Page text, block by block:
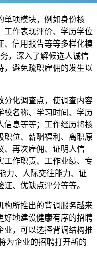
单项模块，例如身份核
工作表现评价、学历学位
、信用报告等等多样化模
，深入了解候选人诚信
，避免疏职雇佣的发生以
分化调查点，使调查内容
校名称、学习时间、学历
信息等等；工作经历将核
职位、薪酬福利、离职原
、再次雇佣、证明人信
工作职责、工作业绩、专
力、人际交往能力、证
、优缺点评分等等。
构所推出的背调服务越来
好地建设健康有序的招聘
业，可以选择背调结构推
为企业的招聘打开新的